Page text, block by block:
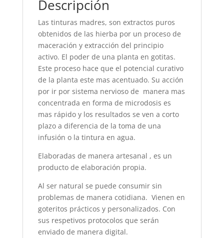
Descripción
Las tinturas madres, son extractos puros
obtenidos de las hierba por un proceso de
maceración y extracción del principio
activo. El poder de una planta en gotitas.
Este proceso hace que el potencial curativo
de la planta este mas acentuado. Su acción
por ir por sistema nervioso de manera mas
concentrada en forma de microdosis es
mas rápido y los resultados se ven a corto
plazo a diferencia de la toma de una
infusión o la tintura en agua.
Elaboradas de manera artesanal , es un
producto de elaboración propia.
Al ser natural se puede consumir sin
problemas de manera cotidiana. Vienen en
goteritos prácticos y personalizados. Con
sus respetivos protocolos que serán
enviado de manera digital.